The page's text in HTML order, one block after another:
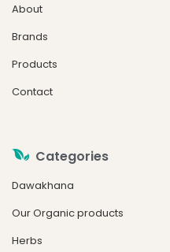
About
Brands
Products
Contact
Categories
Dawakhana
Our Organic products
Herbs